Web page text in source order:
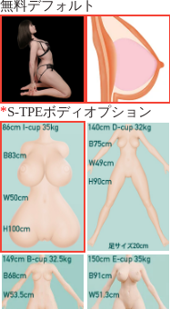
無料デフォルト
*S-TPEボディオプション